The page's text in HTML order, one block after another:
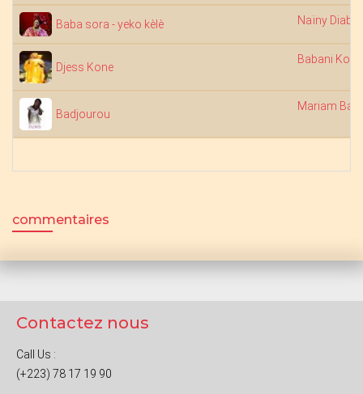
Baba sora - yeko kèlè Naïny
Djess Kone
Babani Koné
Badjourou
Mariam Bah
commentaires
Contactez nous
Call Us :
(+223) 78 17 19 90